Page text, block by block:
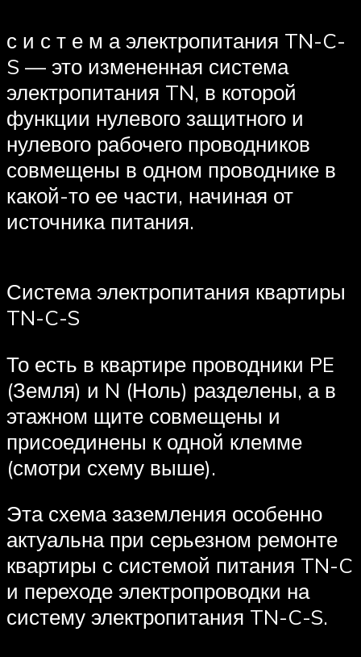
с и с т е м а электропитания TN-C-
S — это измененная система
электропитания TN, в которой
функции нулевого защитного и
нулевого рабочего проводников
совмещены в одном проводнике в
какой-то ее части, начиная от
источника питания.
Система электропитания квартиры
TN-C-S
То есть в квартире проводники PE
(Земля) и N (Ноль) разделены, а в
этажном щите совмещены и
присоединены к одной клемме
(смотри схему выше).
Эта схема заземления особенно
актуальна при серьезном ремонте
квартиры с системой питания TN-C
и переходе электропроводки на
систему электропитания TN-C-S.